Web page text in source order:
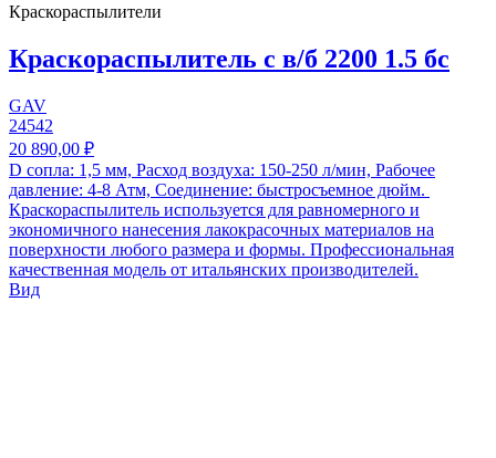
Краскораспылители
Краскораспылитель с в/б 2200 1.5 бс
GAV
24542
20 890,00 ₽
D сопла: 1,5 мм, Расход воздуха: 150-250 л/мин, Рабочее
давление: 4-8 Атм, Соединение: быстросъемное дюйм.
Краскораспылитель используется для равномерного и
экономичного нанесения лакокрасочных материалов на
поверхности любого размера и формы. Профессиональная
качественная модель от итальянских производителей.
Вид